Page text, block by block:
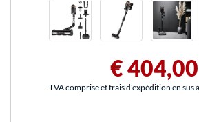
€ 404,00
TVA comprise et frais d'expédition en sus